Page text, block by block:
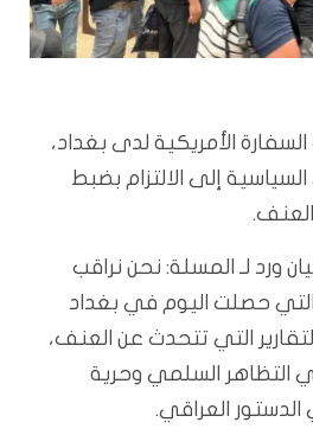
الأمريكية لدى بغداد،
إلى الالتزام بضبط
العنف.
ورد لـ المسلة: نحن نراقب
حصلت اليوم في بغداد
التي تتحدث عن العنف،
التظاهر السلمي وحرية
الدستور العراقي.